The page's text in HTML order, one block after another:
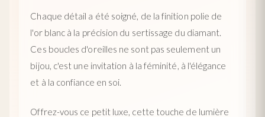
Chaque détail a été soigné, de la finition polie de
l'or blanc à la précision du sertissage du diamant.
Ces boucles d'oreilles ne sont pas seulement un
bijou, c'est une invitation à la féminité, à l'élégance
et à la confiance en soi.
Offrez-vous ce petit luxe, cette touche de lumière